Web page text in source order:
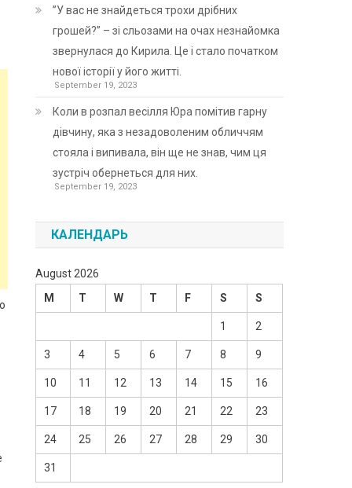
”У вас не знайдеться трохи дрібних
грошей?” – зі сльозами на очах незнайомка
звернулася до Кирила. Це і стало початком
нової історії у його житті.
September 19, 2023
Коли в розпал весілля Юра помітив гарну
дівчину, яка з незадоволеним обличчям
стояла і випивала, він ще не знав, чим ця
зустріч обернеться для них.
September 19, 2023
КАЛЕНДАРЬ
August 2026
M
T W T F S S
1 2
3 4 5 6 7 8 9
10 11 12 13 14 15 16
17 18 19 20 21 22 23
24 25 26 27 28 29 30
31